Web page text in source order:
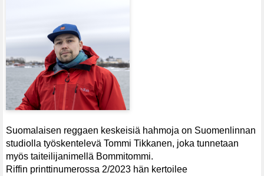
Suomalaisen reggaen keskeisiä hahmoja on Suomenlinnan
studiolla työskentelevä Tommi Tikkanen, joka tunnetaan
myös taiteilijanimellä Bommitommi.
Riffin printtinumerossa 2/2023 hän kertoilee